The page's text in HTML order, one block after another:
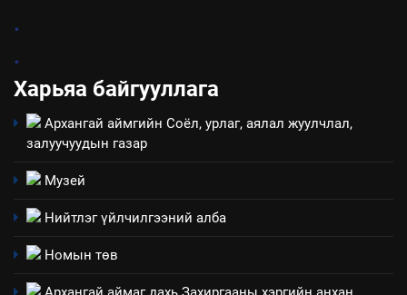
мэдээлэл
НЭЭЛТТЭЙ ЗАСГИЙН ТҮНШЛЭЛ
2
3
.
.
Харьяа байгууллага
Архангай аймгийн Соёл, урлаг, аялал жуулчлал,
залуучуудын газар
Музей
Нийтлэг үйлчилгээний алба
Номын төв